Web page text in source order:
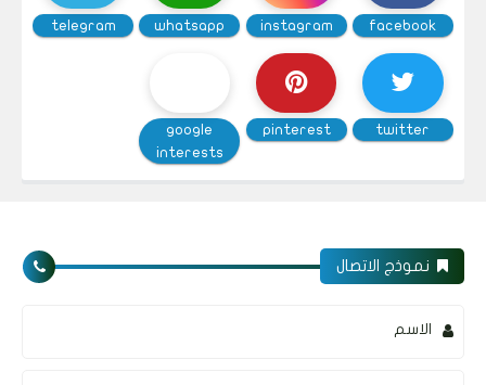
facebook
instagram
whatsapp
telegram
twitter
pinterest
google
interests
نموذج الاتصال
الاسم